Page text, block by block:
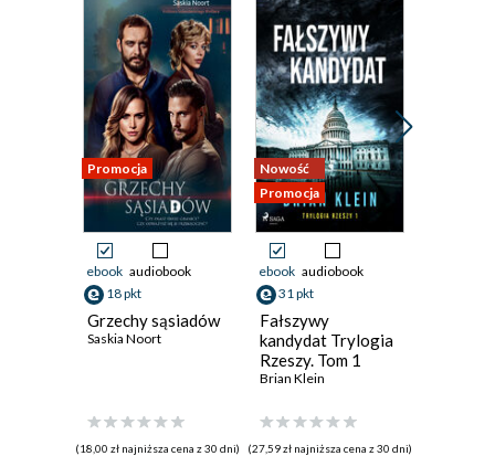
Promocja
ebook audiobook
18 pkt
Grzechy sąsiadów
Saskia Noort
(18,00 zł najniższa cena z 30 dni)
Nowość
Promocja
ebook audiobook
31 pkt
Fałszywy
kandydat Trylogia
Rzeszy. Tom 1
Brian Klein
(27,59 zł najniższa cena z 30 dni)